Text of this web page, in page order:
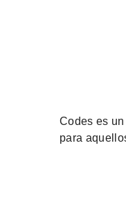
Codes es un
para